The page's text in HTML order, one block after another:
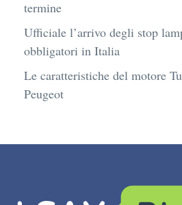
termine
Ufficiale l’arrivo degli stop
obbligatori in Italia
Le caratteristiche del motore
Peugeot